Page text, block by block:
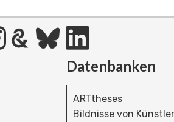
Datenbanken
ARTtheses
Bildnisse von